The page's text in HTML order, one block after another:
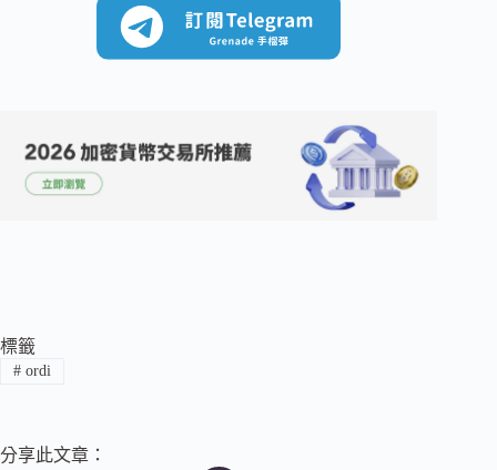
標籤
#ordi
分享此文章：